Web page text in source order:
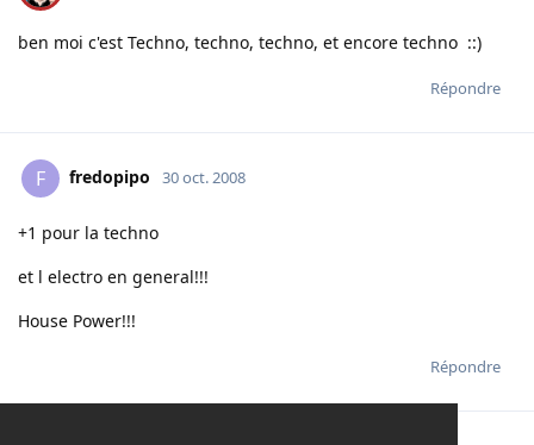
ben moi c'est Techno, techno, techno, et encore techno ::)
Répondre
F fredopipo 30 oct. 2008
+1 pour la techno
et l electro en general!!!
House Power!!!
Répondre